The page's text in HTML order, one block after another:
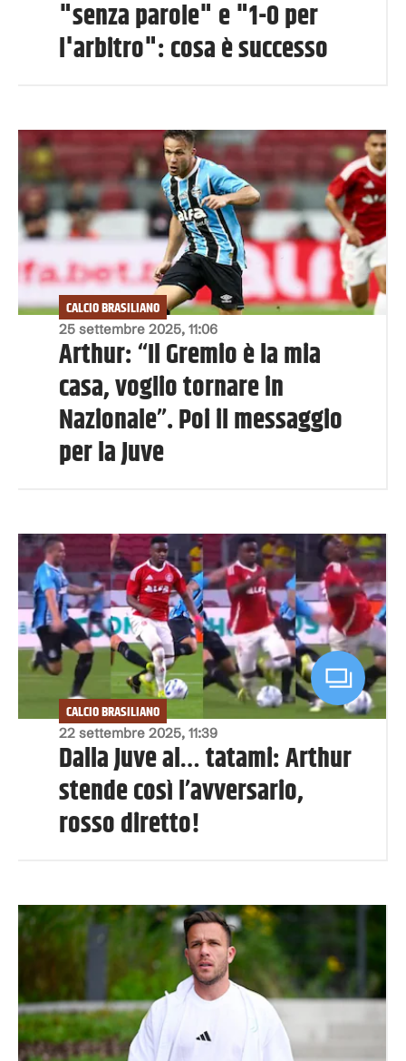
"senza parole" e "1-0 per
l'arbitro": cosa è successo
25 settembre 2025, 11:06
CALCIO BRASILIANO
Arthur: “Il Gremio è la mia
casa, voglio tornare in
Nazionale”. Poi il messaggio
per la Juve
22 settembre 2025, 11:39
CALCIO BRASILIANO
Dalla Juve al… tatami: Arthur
stende così l’avversario,
rosso diretto!